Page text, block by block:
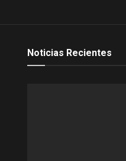
Noticias Recientes